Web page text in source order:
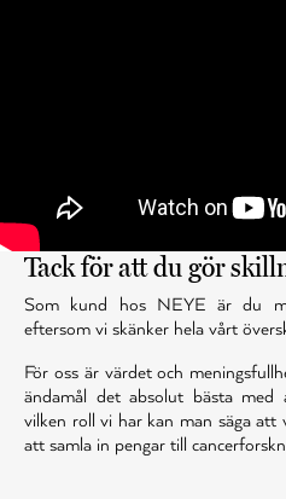
Tack för att du gör
Som kund hos NEYE är du
eftersom vi skänker hela vårt
För oss är värdet och
ändamål det absolut bästa
vilken roll vi har kan man säga
att samla in pengar till